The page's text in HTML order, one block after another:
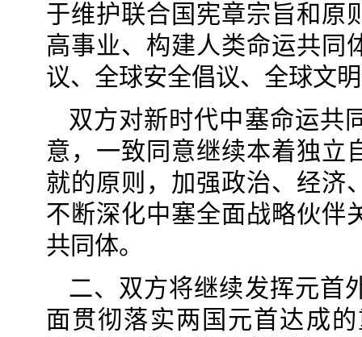
于维护联合国宪章宗旨和原
高事业、构建人类命运共同
议、全球安全倡议、全球文
双方对新时代中塞命运共
意，一致同意继续本着独立
就的原则，加强政治、经济
不断深化中塞全面战略伙伴
共同体。
二、双方将继续发挥元首
面贯彻落实两国元首达成